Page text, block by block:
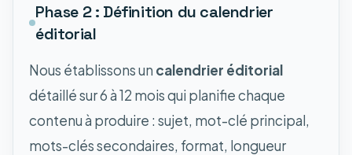
Phase 2 : Définition du calendrier
éditorial
Nous établissons un calendrier éditorial
détaillé sur 6 à 12 mois qui planifie chaque
contenu à produire : sujet, mot-clé principal,
mots-clés secondaires, format, longueur